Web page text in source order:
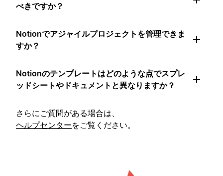
べきですか？
Notionでアジャイルプロジェクトを管理できま
すか？
Notionのテンプレートはどのような点でスプレ
ッドシートやドキュメントと異なりますか？
さらにご質問がある場合は、
ヘルプセンターをご覧ください。